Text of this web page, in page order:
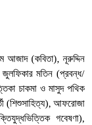
আজাদ (কবিতা), নূরুদ্দিন
জুলফিকার মতিন (প্রবন্ধ/
চাকমা ও মাসুদ পথিক
(শিশুসাহিত্য), আফরোজা
গবেষণা),